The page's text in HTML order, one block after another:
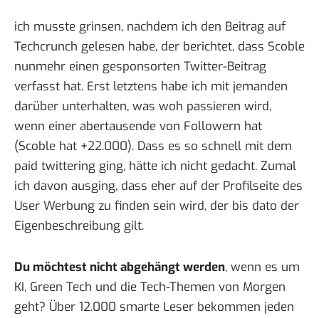
ich musste grinsen, nachdem ich den Beitrag auf
Techcrunch gelesen habe, der berichtet, dass Scoble
nunmehr einen gesponsorten Twitter-Beitrag
verfasst hat. Erst letztens habe ich mit jemanden
darüber unterhalten, was woh passieren wird,
wenn einer abertausende von Followern hat
(Scoble hat +22.000). Dass es so schnell mit dem
paid twittering ging, hätte ich nicht gedacht. Zumal
ich davon ausging, dass eher auf der Profilseite des
User Werbung zu finden sein wird, der bis dato der
Eigenbeschreibung gilt.
Du möchtest nicht abgehängt werden, wenn es um
KI, Green Tech und die Tech-Themen von Morgen
geht? Über 12.000 smarte Leser bekommen jeden